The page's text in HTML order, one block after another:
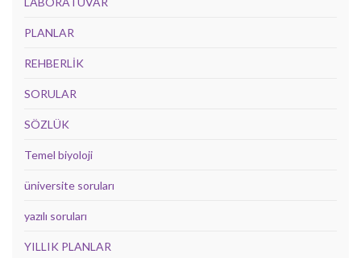
PLANLAR
REHBERLİK
SORULAR
SÖZLÜK
Temel biyoloji
üniversite soruları
yazılı soruları
YILLIK PLANLAR